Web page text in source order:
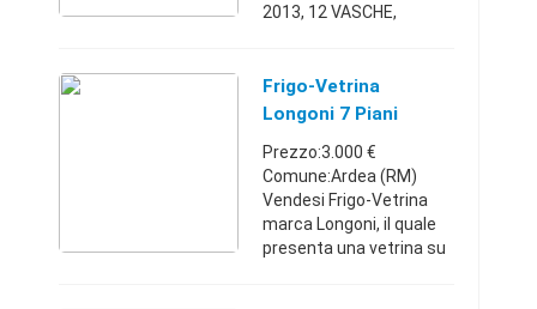
2013, 12 VASCHE,
profondità, 1,20m
altezza, 1,20m
cessazione attività. 155
...
Frigo-Vetrina
Longoni 7 Piani
(-14°/-24°)
Prezzo:3.000 €
Comune:Ardea (RM)
Vendesi Frigo-Vetrina
marca Longoni, il quale
presenta una vetrina su